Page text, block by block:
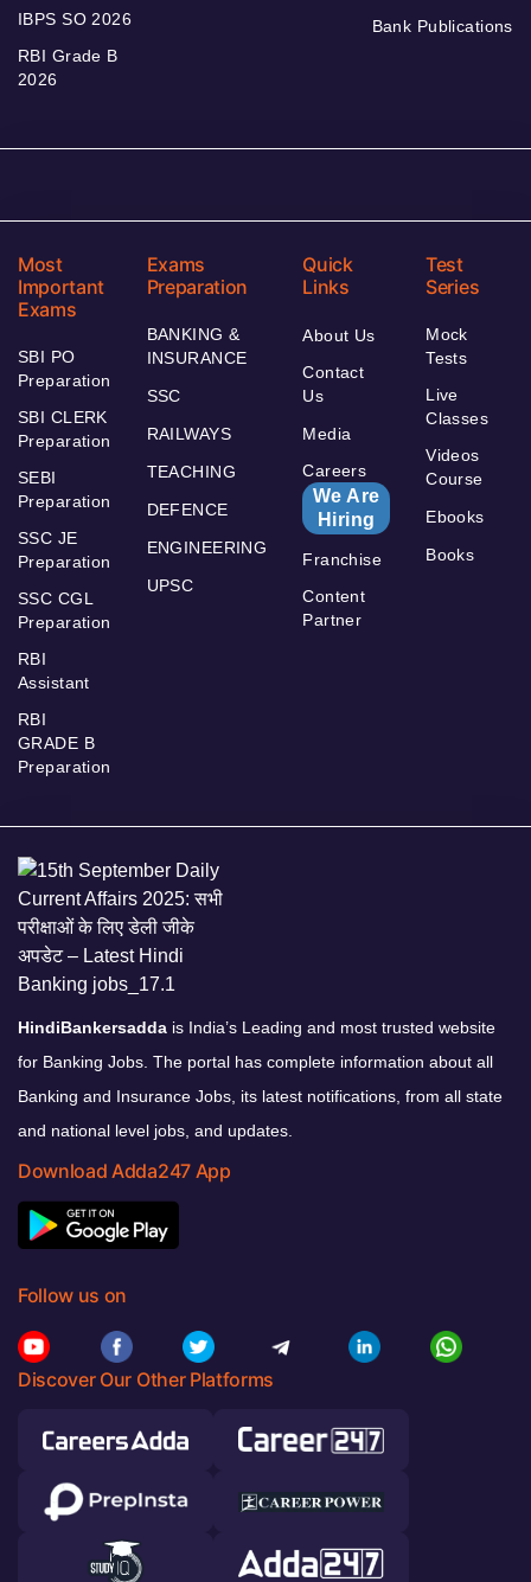
IBPS SO 2026
RBI Grade B
2026
Bank Publications
Most
Important
Exams
SBI PO
Preparation
SBI CLERK
Preparation
SEBI
Preparation
SSC JE
Preparation
SSC CGL
Preparation
RBI
Assistant
RBI
GRADE B
Preparation
Exams
Preparation
BANKING &
INSURANCE
SSC
RAILWAYS
TEACHING
DEFENCE
ENGINEERING
UPSC
Quick
Links
About Us
Contact
Us
Media
Careers
We Are
Hiring
Franchise
Content
Partner
Test
Series
Mock
Tests
Live
Classes
Videos
Course
Ebooks
Books
HindiBankersadda is India’s Leading and most trusted website
for Banking Jobs. The portal has complete information about all
Banking and Insurance Jobs, its latest notifications, from all state
and national level jobs, and updates.
Download Adda247 App
Follow us on
Discover Our Other Platforms